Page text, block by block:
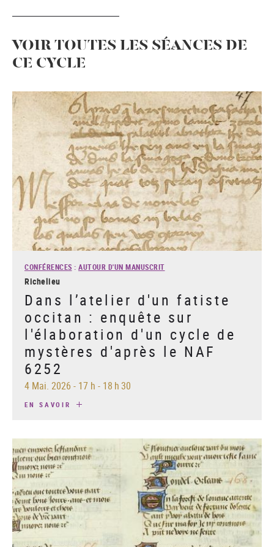
VOIR TOUTES LES SÉANCES DE
CE CYCLE
CONFÉRENCES : AUTOUR D'UN MANUSCRIT
Richelieu
Dans l’atelier d'un fatiste
occitan : enquête sur
l'élaboration d'un cycle de
mystères d'après le NAF
6252
4 Mai. 2026 - 17 h - 18 h 30
EN SAVOIR